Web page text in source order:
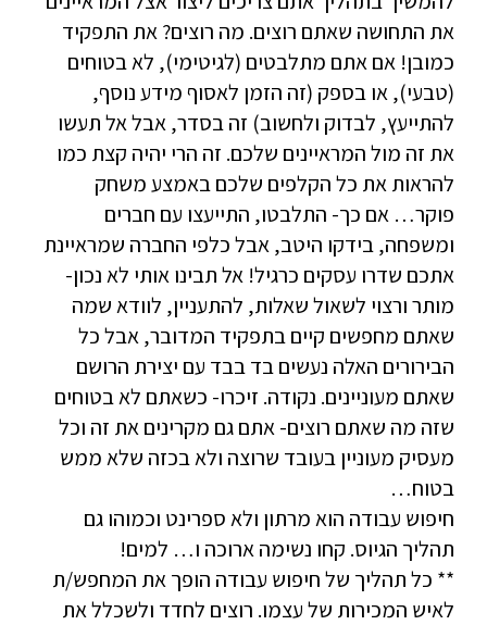
את התחושה שאתם רוצים. מה רוצים? את התפקיד
כמובן! אם אתם מתלבטים (לגיטימי), לא בטוחים
(טבעי), או בספק (זה הזמן לאסוף מידע נוסף,
להתייעץ, לבדוק ולחשוב) זה בסדר, אבל אל תעשו
את זה מול המראיינים שלכם. זה הרי יהיה קצת כמו
להראות את כל הקלפים שלכם באמצע משחק
פוקר… אם כך- התלבטו, התייעצו עם חברים
ומשפחה, בידקו היטב, אבל כלפי החברה שמראיינת
אתכם שדרו עסקים כרגיל! אל תבינו אותי לא נכון-
מותר ורצוי לשאול שאלות, להתעניין, לוודא שמה
שאתם מחפשים קיים בתפקיד המדובר, אבל כל
הבירורים האלה נעשים בד בבד עם יצירת הרושם
שאתם מעוניינים. נקודה. זיכרו- כשאתם לא בטוחים
שזה מה שאתם רוצים- אתם גם מקרינים את זה וכל
מעסיק מעוניין בעובד שרוצה ולא בכזה שלא ממש
בטוח…
חיפוש עבודה הוא מרתון ולא ספרינט וכמוהו גם
תהליך הגיוס. קחו נשימה ארוכה ו… למים!
** כל תהליך של חיפוש עבודה הופך את המחפש/ת
לאיש המכירות של עצמו. רוצים לחדד ולשכלל את